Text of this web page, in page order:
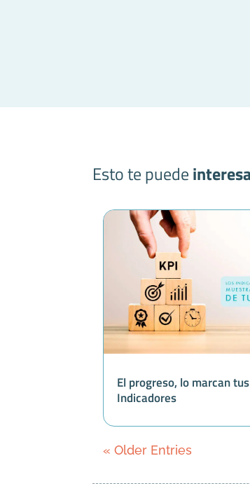
Esto te puede
El progreso, lo marcan tus
Indicadores
« Older Entries